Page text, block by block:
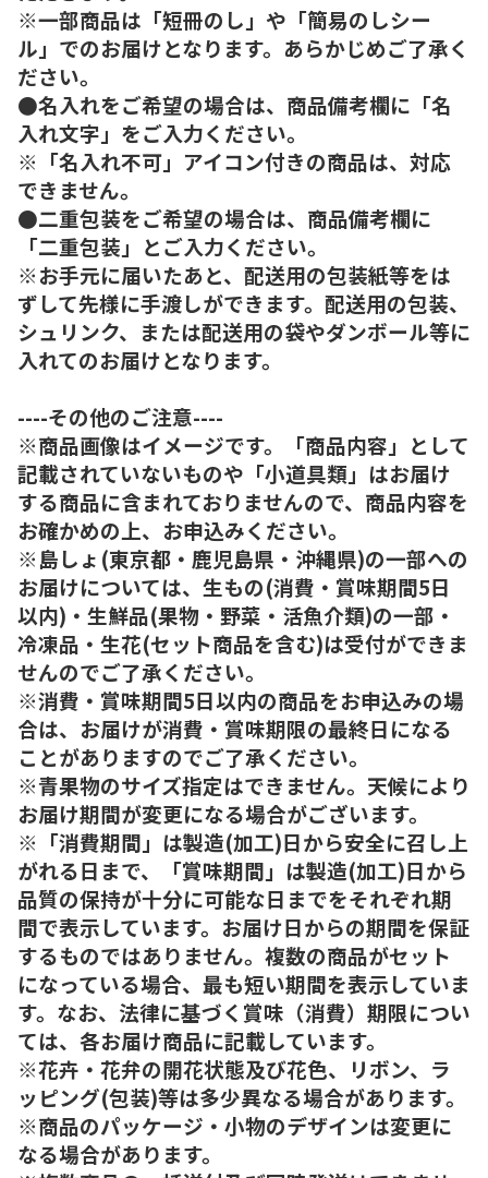
※一部商品は「短冊のし」や「簡易のしシー
ル」でのお届けとなります。あらかじめご了承く
ださい。
●名入れをご希望の場合は、商品備考欄に「名
入れ文字」をご入力ください。
※「名入れ不可」アイコン付きの商品は、対応
できません。
●二重包装をご希望の場合は、商品備考欄に
「二重包装」とご入力ください。
※お手元に届いたあと、配送用の包装紙等をは
ずして先様に手渡しができます。配送用の包装、
シュリンク、または配送用の袋やダンボール等に
入れてのお届けとなります。
----その他のご注意----
※商品画像はイメージです。「商品内容」として
記載されていないものや「小道具類」はお届け
する商品に含まれておりませんので、商品内容を
お確かめの上、お申込みください。
※島しょ(東京都・鹿児島県・沖縄県)の一部への
お届けについては、生もの(消費・賞味期間5日
以内)・生鮮品(果物・野菜・活魚介類)の一部・
冷凍品・生花(セット商品を含む)は受付ができま
せんのでご了承ください。
※消費・賞味期間5日以内の商品をお申込みの場
合は、お届けが消費・賞味期限の最終日になる
ことがありますのでご了承ください。
※青果物のサイズ指定はできません。天候により
お届け期間が変更になる場合がございます。
※「消費期間」は製造(加工)日から安全に召し上
がれる日まで、「賞味期間」は製造(加工)日から
品質の保持が十分に可能な日までをそれぞれ期
間で表示しています。お届け日からの期間を保証
するものではありません。複数の商品がセット
になっている場合、最も短い期間を表示していま
す。なお、法律に基づく賞味（消費）期限につい
ては、各お届け商品に記載しています。
※花卉・花弁の開花状態及び花色、リボン、ラ
ッピング(包装)等は多少異なる場合があります。
※商品のパッケージ・小物のデザインは変更に
なる場合があります。